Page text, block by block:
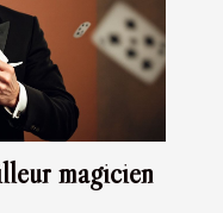
magicien